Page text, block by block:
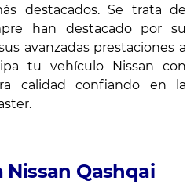
destacados. Se trata de
han destacado por su
avanzadas prestaciones a
tu vehículo Nissan con
calidad confiando en la
Qashqai